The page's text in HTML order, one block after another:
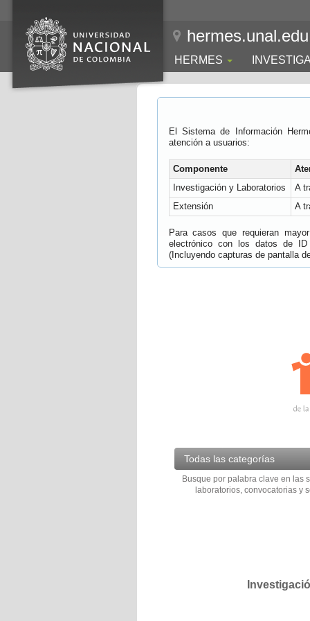
HERMES
El Sistema de Información
atención a usuarios:
Componente
Investigación y Laboratorios
A
Extensión
A
Para casos que requieran
electrónico con los datos de ID
(Incluyendo capturas de pantalla
Todas las categorías
Busque por palabra clave en las
laboratorios, convocatorias y